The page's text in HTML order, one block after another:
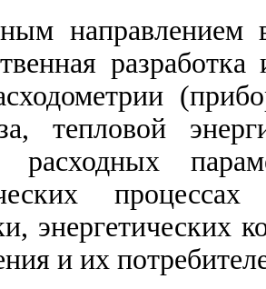
тепловой
расходных
энергетических
и их